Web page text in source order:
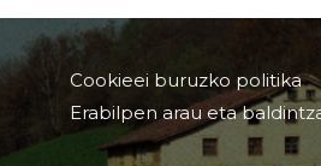
Cookieei buruzko politika
Erabilpen arau eta